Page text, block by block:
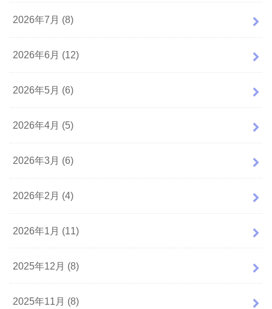
2026年7月 (8)
2026年6月 (12)
2026年5月 (6)
2026年4月 (5)
2026年3月 (6)
2026年2月 (4)
2026年1月 (11)
2025年12月 (8)
2025年11月 (8)